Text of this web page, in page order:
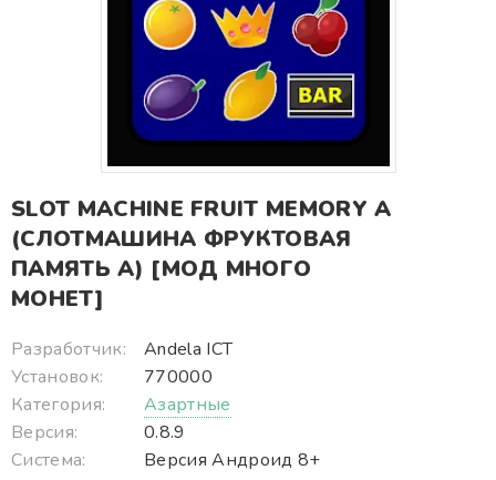
SLOT MACHINE FRUIT MEMORY A
(СЛОТМАШИНА ФРУКТОВАЯ
ПАМЯТЬ А) [МОД МНОГО
МОНЕТ]
Разработчик:
Andela ICT
Установок:
770000
Категория:
Азартные
Версия:
0.8.9
Система:
Версия Андроид 8+